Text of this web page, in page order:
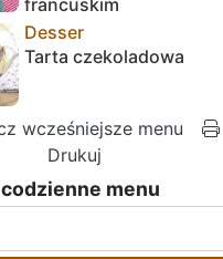
francuskim
Desser
Tarta czekoladowa
wcześniejsze menu
Drukuj
menu